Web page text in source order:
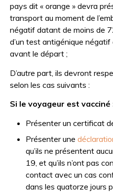
pays dit « orange » devra
transport au moment de
négatif datant de moins de
d’un test antigénique
avant le départ ;
D’autre part, ils devront
selon les cas suivants :
Si le voyageur est vacciné
Présenter un certificat
Présenter une
qu’ils ne présentent
19, et qu’ils n’ont pas
contact avec un cas
dans les quatorze jours